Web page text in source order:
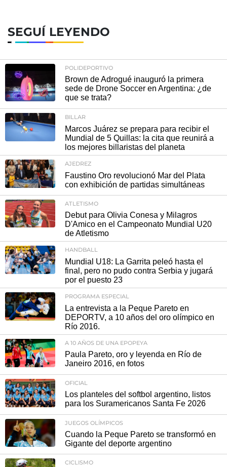
SEGUÍ LEYENDO
POLIDEPORTIVO
Brown de Adrogué inauguró la primera
sede de Drone Soccer en Argentina: ¿de
que se trata?
BILLAR
Marcos Juárez se prepara para recibir el
Mundial de 5 Quillas: la cita que reunirá a
los mejores billaristas del planeta
AJEDREZ
Faustino Oro revolucionó Mar del Plata
con exhibición de partidas simultáneas
ATLETISMO
Debut para Olivia Conesa y Milagros
D'Amico en el Campeonato Mundial U20
de Atletismo
HANDBALL
Mundial U18: La Garrita peleó hasta el
final, pero no pudo contra Serbia y jugará
por el puesto 23
PROGRAMA ESPECIAL
La entrevista a la Peque Pareto en
DEPORTV, a 10 años del oro olímpico en
Río 2016.
A 10 AÑOS DE UNA EPOPEYA
Paula Pareto, oro y leyenda en Río de
Janeiro 2016, en fotos
OFICIAL
Los planteles del softbol argentino, listos
para los Suramericanos Santa Fe 2026
JUEGOS OLÍMPICOS
Cuando la Peque Pareto se transformó en
Gigante del deporte argentino
CICLISMO